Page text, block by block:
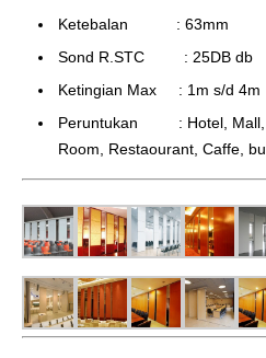
Ketebalan : 63mm
Sond R.STC : 25DB db
Ketingian Max : 1m s/d 4m
Peruntukan : Hotel, Mall,
Room, Restaourant, Caffe,